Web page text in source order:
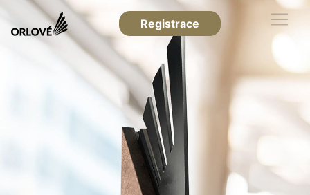
Registrace